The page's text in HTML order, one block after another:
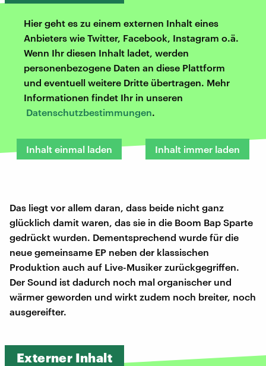
Hier geht es zu einem externen Inhalt eines
Anbieters wie Twitter, Facebook, Instagram o.ä.
Wenn Ihr diesen Inhalt ladet, werden
personenbezogene Daten an diese Plattform
und eventuell weitere Dritte übertragen. Mehr
Informationen findet Ihr in unseren
Datenschutzbestimmungen.
Inhalt einmal laden Inhalt immer laden
Das liegt vor allem daran, dass beide nicht ganz
glücklich damit waren, das sie in die Boom Bap Sparte
gedrückt wurden. Dementsprechend wurde für die
neue gemeinsame EP neben der klassischen
Produktion auch auf Live-Musiker zurückgegriffen.
Der Sound ist dadurch noch mal organischer und
wärmer geworden und wirkt zudem noch breiter, noch
ausgereifter.
Externer Inhalt